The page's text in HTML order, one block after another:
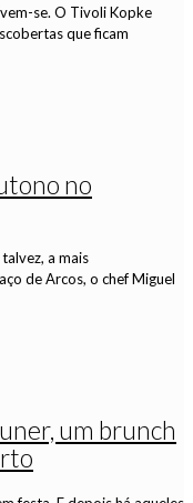
se. O Tivoli Kopke
que ficam
no
a mais
de Arcos, o chef Miguel
um brunch